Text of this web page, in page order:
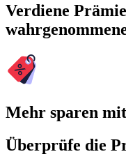
Verdiene
Mehr sparen
Überprüfe die